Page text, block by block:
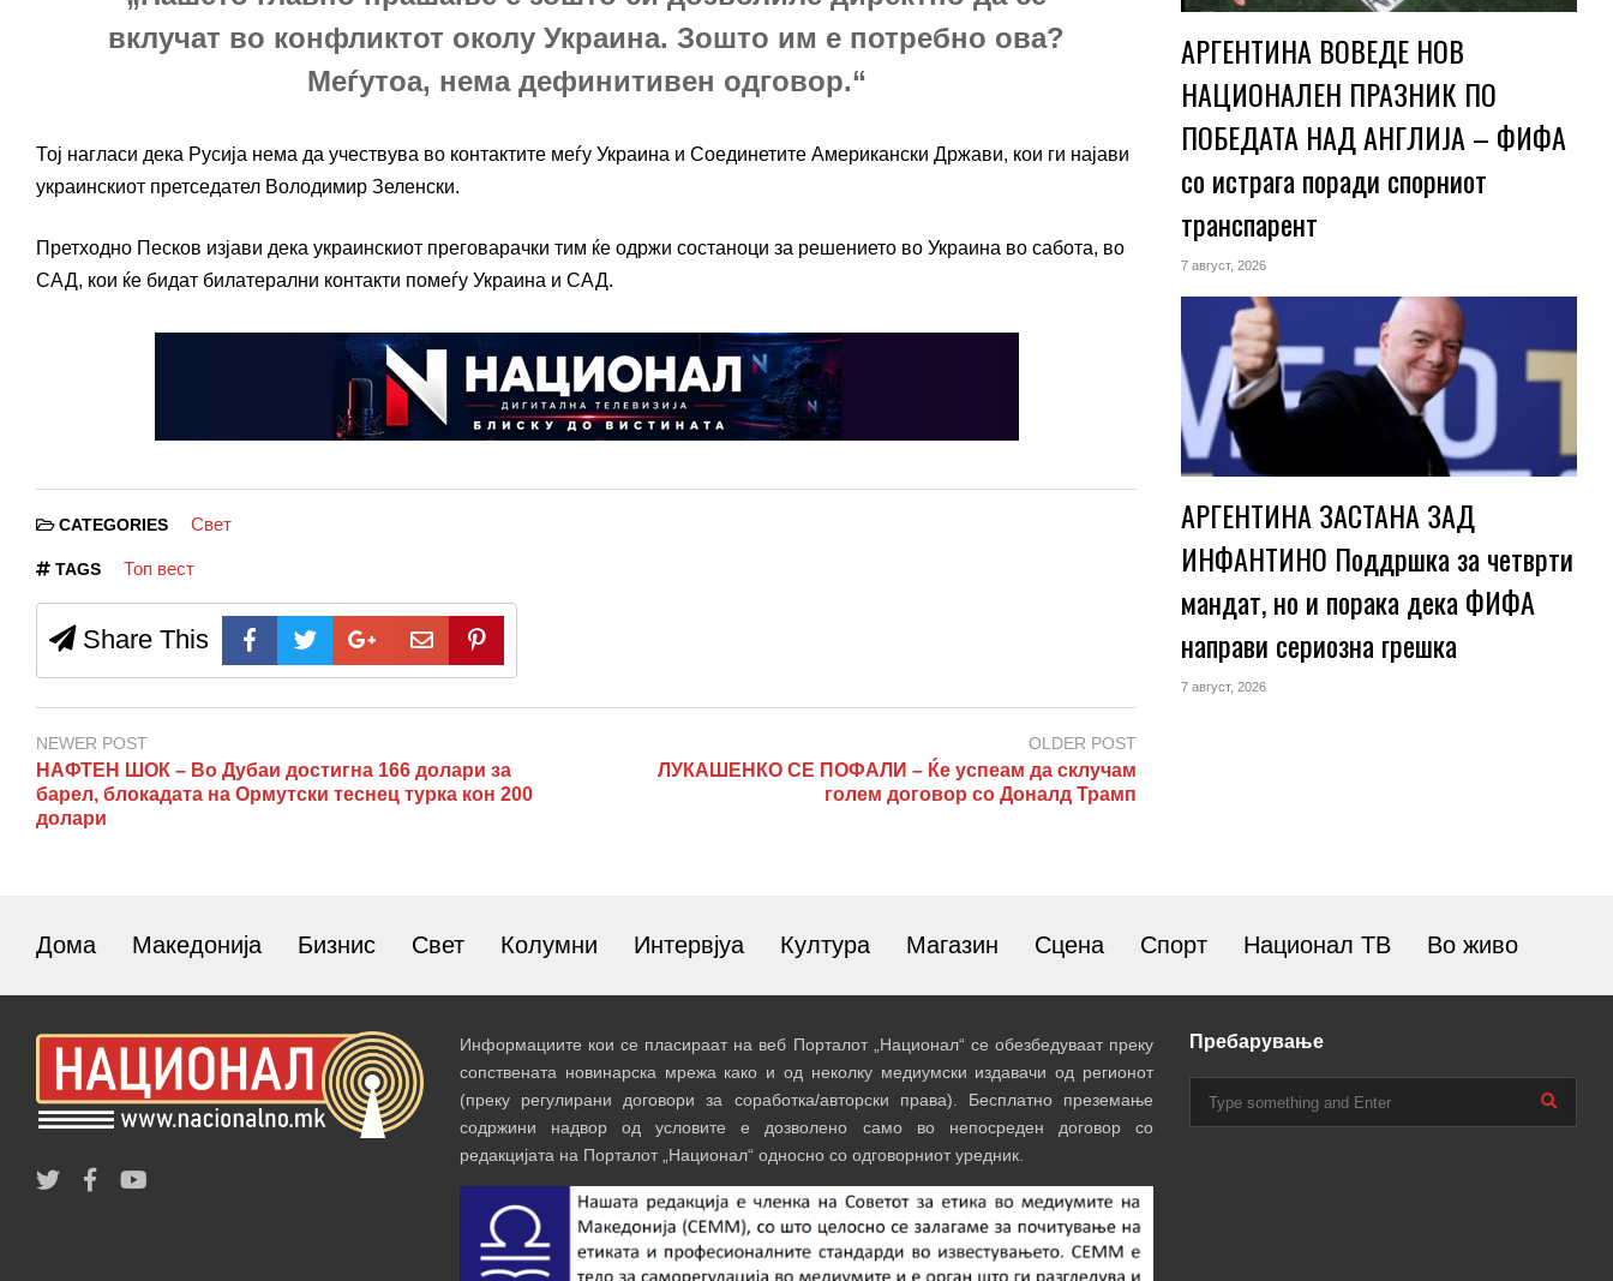
вклучат во конфликтот околу Украина. Зошто им е потребно ова?
Меѓутоа, нема дефинитивен одговор.“
Тој нагласи дека Русија нема да учествува во контактите меѓу Украина и Соединетите Американски Држави, кои ги најави
украинскиот претседател Володимир Зеленски.
Претходно Песков изјави дека украинскиот преговарачки тим ќе одржи состаноци за решението во Украина во сабота, во
САД, кои ќе бидат билатерални контакти помеѓу Украина и САД.
CATEGORIES Свет
TAGS Топ вест
Share This
NEWER POST
НАФТЕН ШОК – Во Дубаи достигна 166 долари за
барел, блокадата на Ормутски теснец турка кон 200
долари
OLDER POST
ЛУКАШЕНКО СЕ ПОФАЛИ – Ќе успеам да склучам
голем договор со Доналд Трамп
АРГЕНТИНА ВОВЕДЕ НОВ
НАЦИОНАЛЕН ПРАЗНИК ПО
ПОБЕДАТА НАД АНГЛИЈА – ФИФА
со истрага поради спорниот
транспарент
7 август, 2026
АРГЕНТИНА ЗАСТАНА ЗАД
ИНФАНТИНО Поддршка за четврти
мандат, но и порака дека ФИФА
направи сериозна грешка
7 август, 2026
Дома Македонија Бизнис Свет Колумни Интервјуа Култура Магазин Сцена Спорт Национал ТВ Во живо
Информациите кои се пласираат на веб Порталот „Национал“ се обезбедуваат преку
сопствената новинарска мрежа како и од неколку медиумски издавачи од регионот
(преку регулирани договори за соработка/авторски права). Бесплатно преземање
содржини надвор од условите е дозволено само во непосреден договор со
редакцијата на Порталот „Национал“ односно со одговорниот уредник.
Пребарување